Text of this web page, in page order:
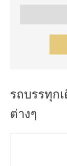
รถบรรทุก
ต่างๆ